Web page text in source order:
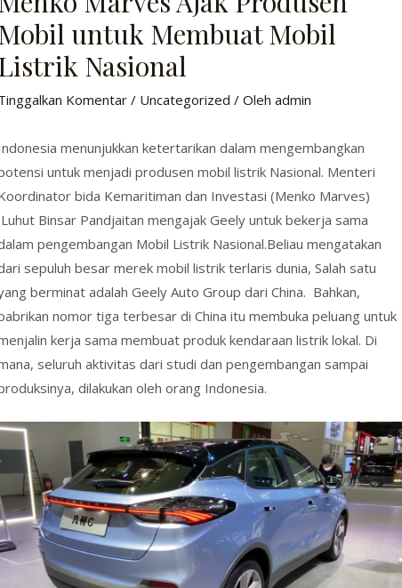
untuk Membuat Mobil
Nasional
Komentar / Uncategorized / Olehadmin
menunjukkan ketertarikan dalam mengembangkan
untuk menjadi produsen mobil listrik Nasional. Menteri
bida Kemaritiman dan Investasi (Menko Marves)
Luhut Binsar Pandjaitan mengajak Geely untuk bekerja sama
pengembangan Mobil Listrik Nasional.Beliau mengatakan
sepuluh besar merek mobil listrik terlaris dunia, Salah satu
berminat adalah Geely Auto Group dari China. Bahkan,
nomor tiga terbesar di China itu membuka peluang untuk
kerja sama membuat produk kendaraan listrik lokal. Di
seluruh aktivitas dari studi dan pengembangan sampai
dilakukan oleh orang Indonesia.